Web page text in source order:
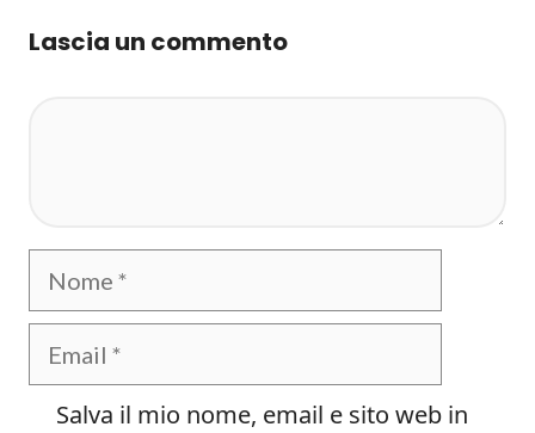
Lascia un commento
Nome
Email
Salva il mio nome, email e sito web in